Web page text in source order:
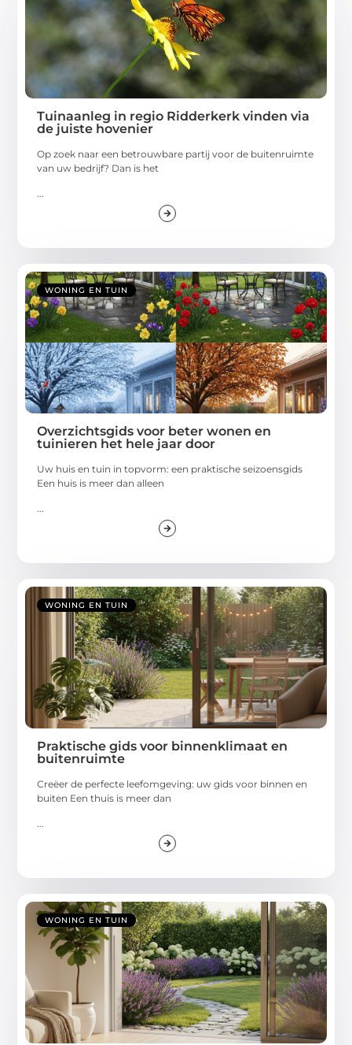
Tuinaanleg in regio Ridderkerk vinden via
de juiste hovenier
Op zoek naar een betrouwbare partij voor de buitenruimte
van uw bedrijf? Dan is het
...
WONING EN TUIN
Overzichtsgids voor beter wonen en
tuinieren het hele jaar door
Uw huis en tuin in topvorm: een praktische seizoensgids
Een huis is meer dan alleen
...
WONING EN TUIN
Praktische gids voor binnenklimaat en
buitenruimte
Creëer de perfecte leefomgeving: uw gids voor binnen en
buiten Een thuis is meer dan
...
WONING EN TUIN